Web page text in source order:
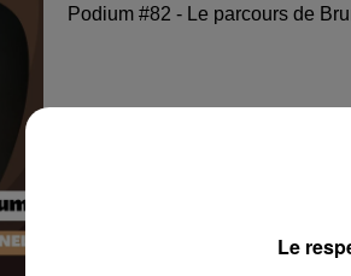
Podium #82 - Le parcours de
Le